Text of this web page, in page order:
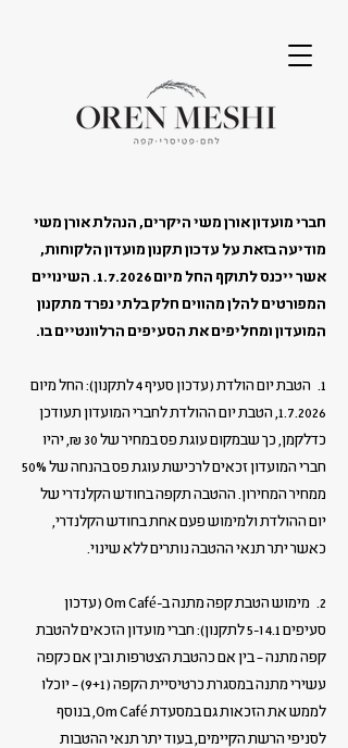
חברי מועדון אורן משי היקרים, הנהלת אורן משי
מודיעה בזאת על עדכון תקנון מועדון הלקוחות,
אשר ייכנס לתוקף החל מיום 1.7.2026. השינויים
המפורטים להלן מהווים חלק בלתי נפרד מתקנון
המועדון ומחליפים את הסעיפים הרלוונטיים בו.
1. הטבת יום הולדת (עדכון סעיף 4 לתקנון): החל מיום
1.7.2026, הטבת יום ההולדת לחברי המועדון תעודכן
כדלקמן, כך שבמקום עוגת פס במחיר של 30 ₪, יהיו
חברי המועדון זכאים לרכישת עוגת פס בהנחה של 50%
ממחיר המחירון. ההטבה תקפה בחודש הקלנדרי של
יום ההולדת ולמימוש פעם אחת בחודש הקלנדרי,
כאשר יתר תנאי ההטבה נותרים ללא שינוי.
2. מימוש הטבת קפה מתנה ב-Om Café (עדכון
סעיפים 4.1 ו-5 לתקנון): חברי מועדון הזכאים להטבת
קפה מתנה – בין אם כהטבת הצטרפות ובין אם כקפה
עשירי מתנה במסגרת כרטיסיית הקפה (9+1) – יוכלו
לממש את הזכאות גם במסעדת Om Café, בנוסף
לסניפי הרשת הקיימים, בעוד יתר תנאי ההטבות